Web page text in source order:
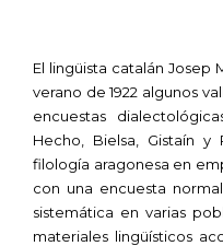
El lingüista catalán Josep
verano de 1922 algunos
encuestas
Hecho, Bielsa, Gistaín
filología aragonesa en
con una encuesta
sistemática en varias
materiales lingüísticos